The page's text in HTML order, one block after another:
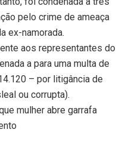
pelo crime de ameaça
ex-namorada.
aos representantes do
a para uma multa de
– por litigância de
ou corrupta).
mulher abre garrafa